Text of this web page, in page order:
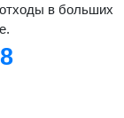
в больших